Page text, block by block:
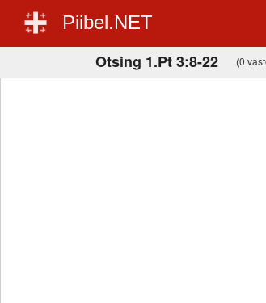
Piibel.NET
Otsing 1.Pt 3:8-22 (0